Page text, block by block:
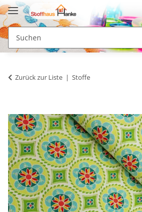
Zurück zur Liste Stoffe